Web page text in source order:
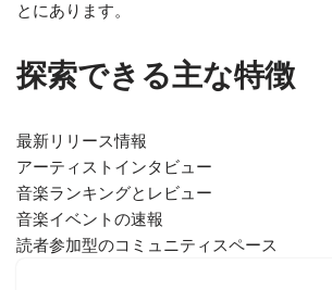
とにあります。
探索できる主な特徴
最新リリース情報
アーティストインタビュー
音楽ランキングとレビュー
音楽イベントの速報
読者参加型のコミュニティスペース